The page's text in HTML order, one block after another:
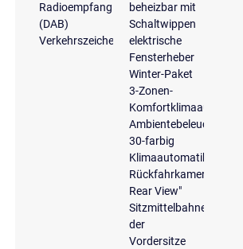
Radioempfang
(DAB)
Verkehrszeichenerkennung
beheizbar mit
Schaltwippen
elektrische
Fensterheber
Winter-Paket
3-Zonen-
Komfortklimaautomatik
Ambientebeleuchtung
30-farbig
Klimaautomatik
Rückfahrkamera
Rear View"
Sitzmittelbahnen
der
Vordersitze